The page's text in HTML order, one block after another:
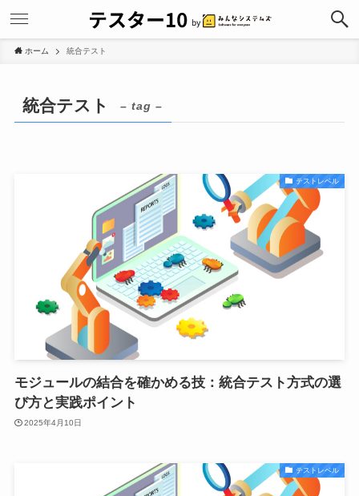
ホーム 統合テスト
統合テスト – tag –
テストレベル
モジュールの結合を確かめる技：統合テスト方式の選
び方と実践ポイント
2025年4月10日
テストレベル